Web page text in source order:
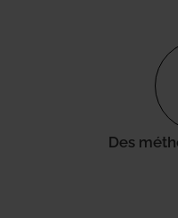
Des